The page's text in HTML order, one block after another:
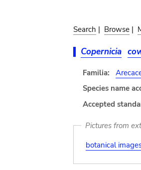
Search | Browse |
Copernicia
Familia:
Species name
Accepted
Pictures from
botanical